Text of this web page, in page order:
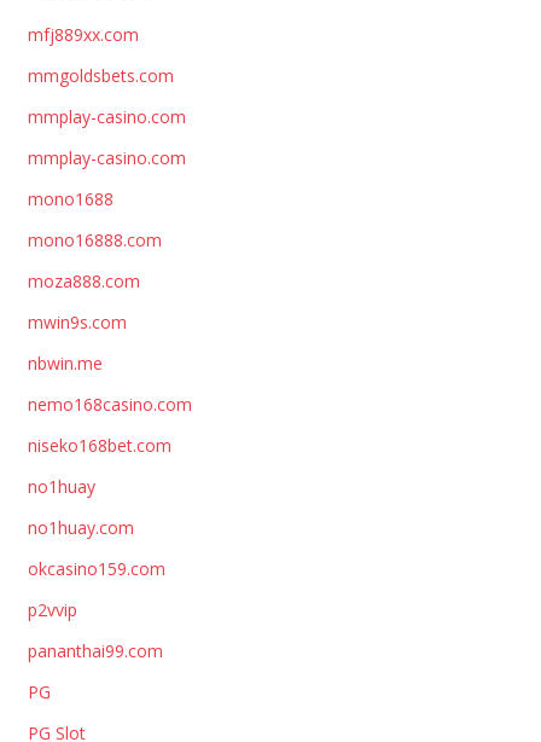
mfj889xx.com
mmgoldsbets.com
mmplay-casino.com
mmplay-casino.com
mono1688
mono16888.com
moza888.com
mwin9s.com
nbwin.me
nemo168casino.com
niseko168bet.com
no1huay
no1huay.com
okcasino159.com
p2vvip
pananthai99.com
PG
PG Slot